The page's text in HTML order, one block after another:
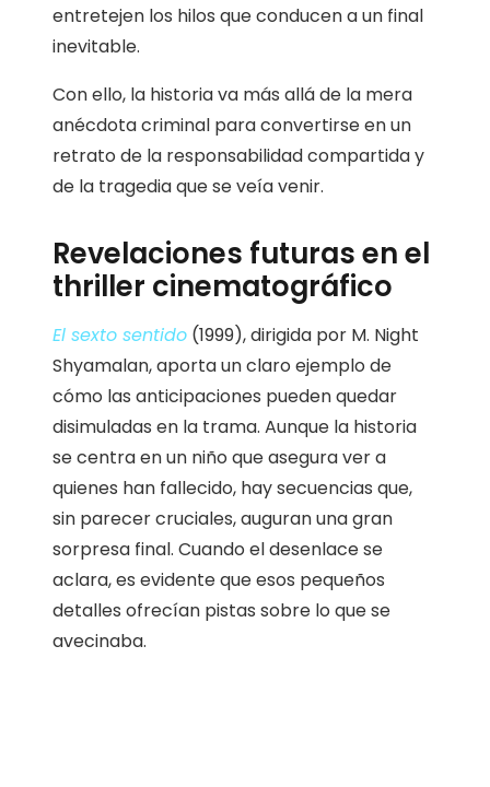
entretejen los hilos que conducen a un final
inevitable.
Con ello, la historia va más allá de la mera
anécdota criminal para convertirse en un
retrato de la responsabilidad compartida y
de la tragedia que se veía venir.
Revelaciones futuras en el
thriller cinematográfico
El sexto sentido (1999), dirigida por M. Night
Shyamalan, aporta un claro ejemplo de
cómo las anticipaciones pueden quedar
disimuladas en la trama. Aunque la historia
se centra en un niño que asegura ver a
quienes han fallecido, hay secuencias que,
sin parecer cruciales, auguran una gran
sorpresa final. Cuando el desenlace se
aclara, es evidente que esos pequeños
detalles ofrecían pistas sobre lo que se
avecinaba.